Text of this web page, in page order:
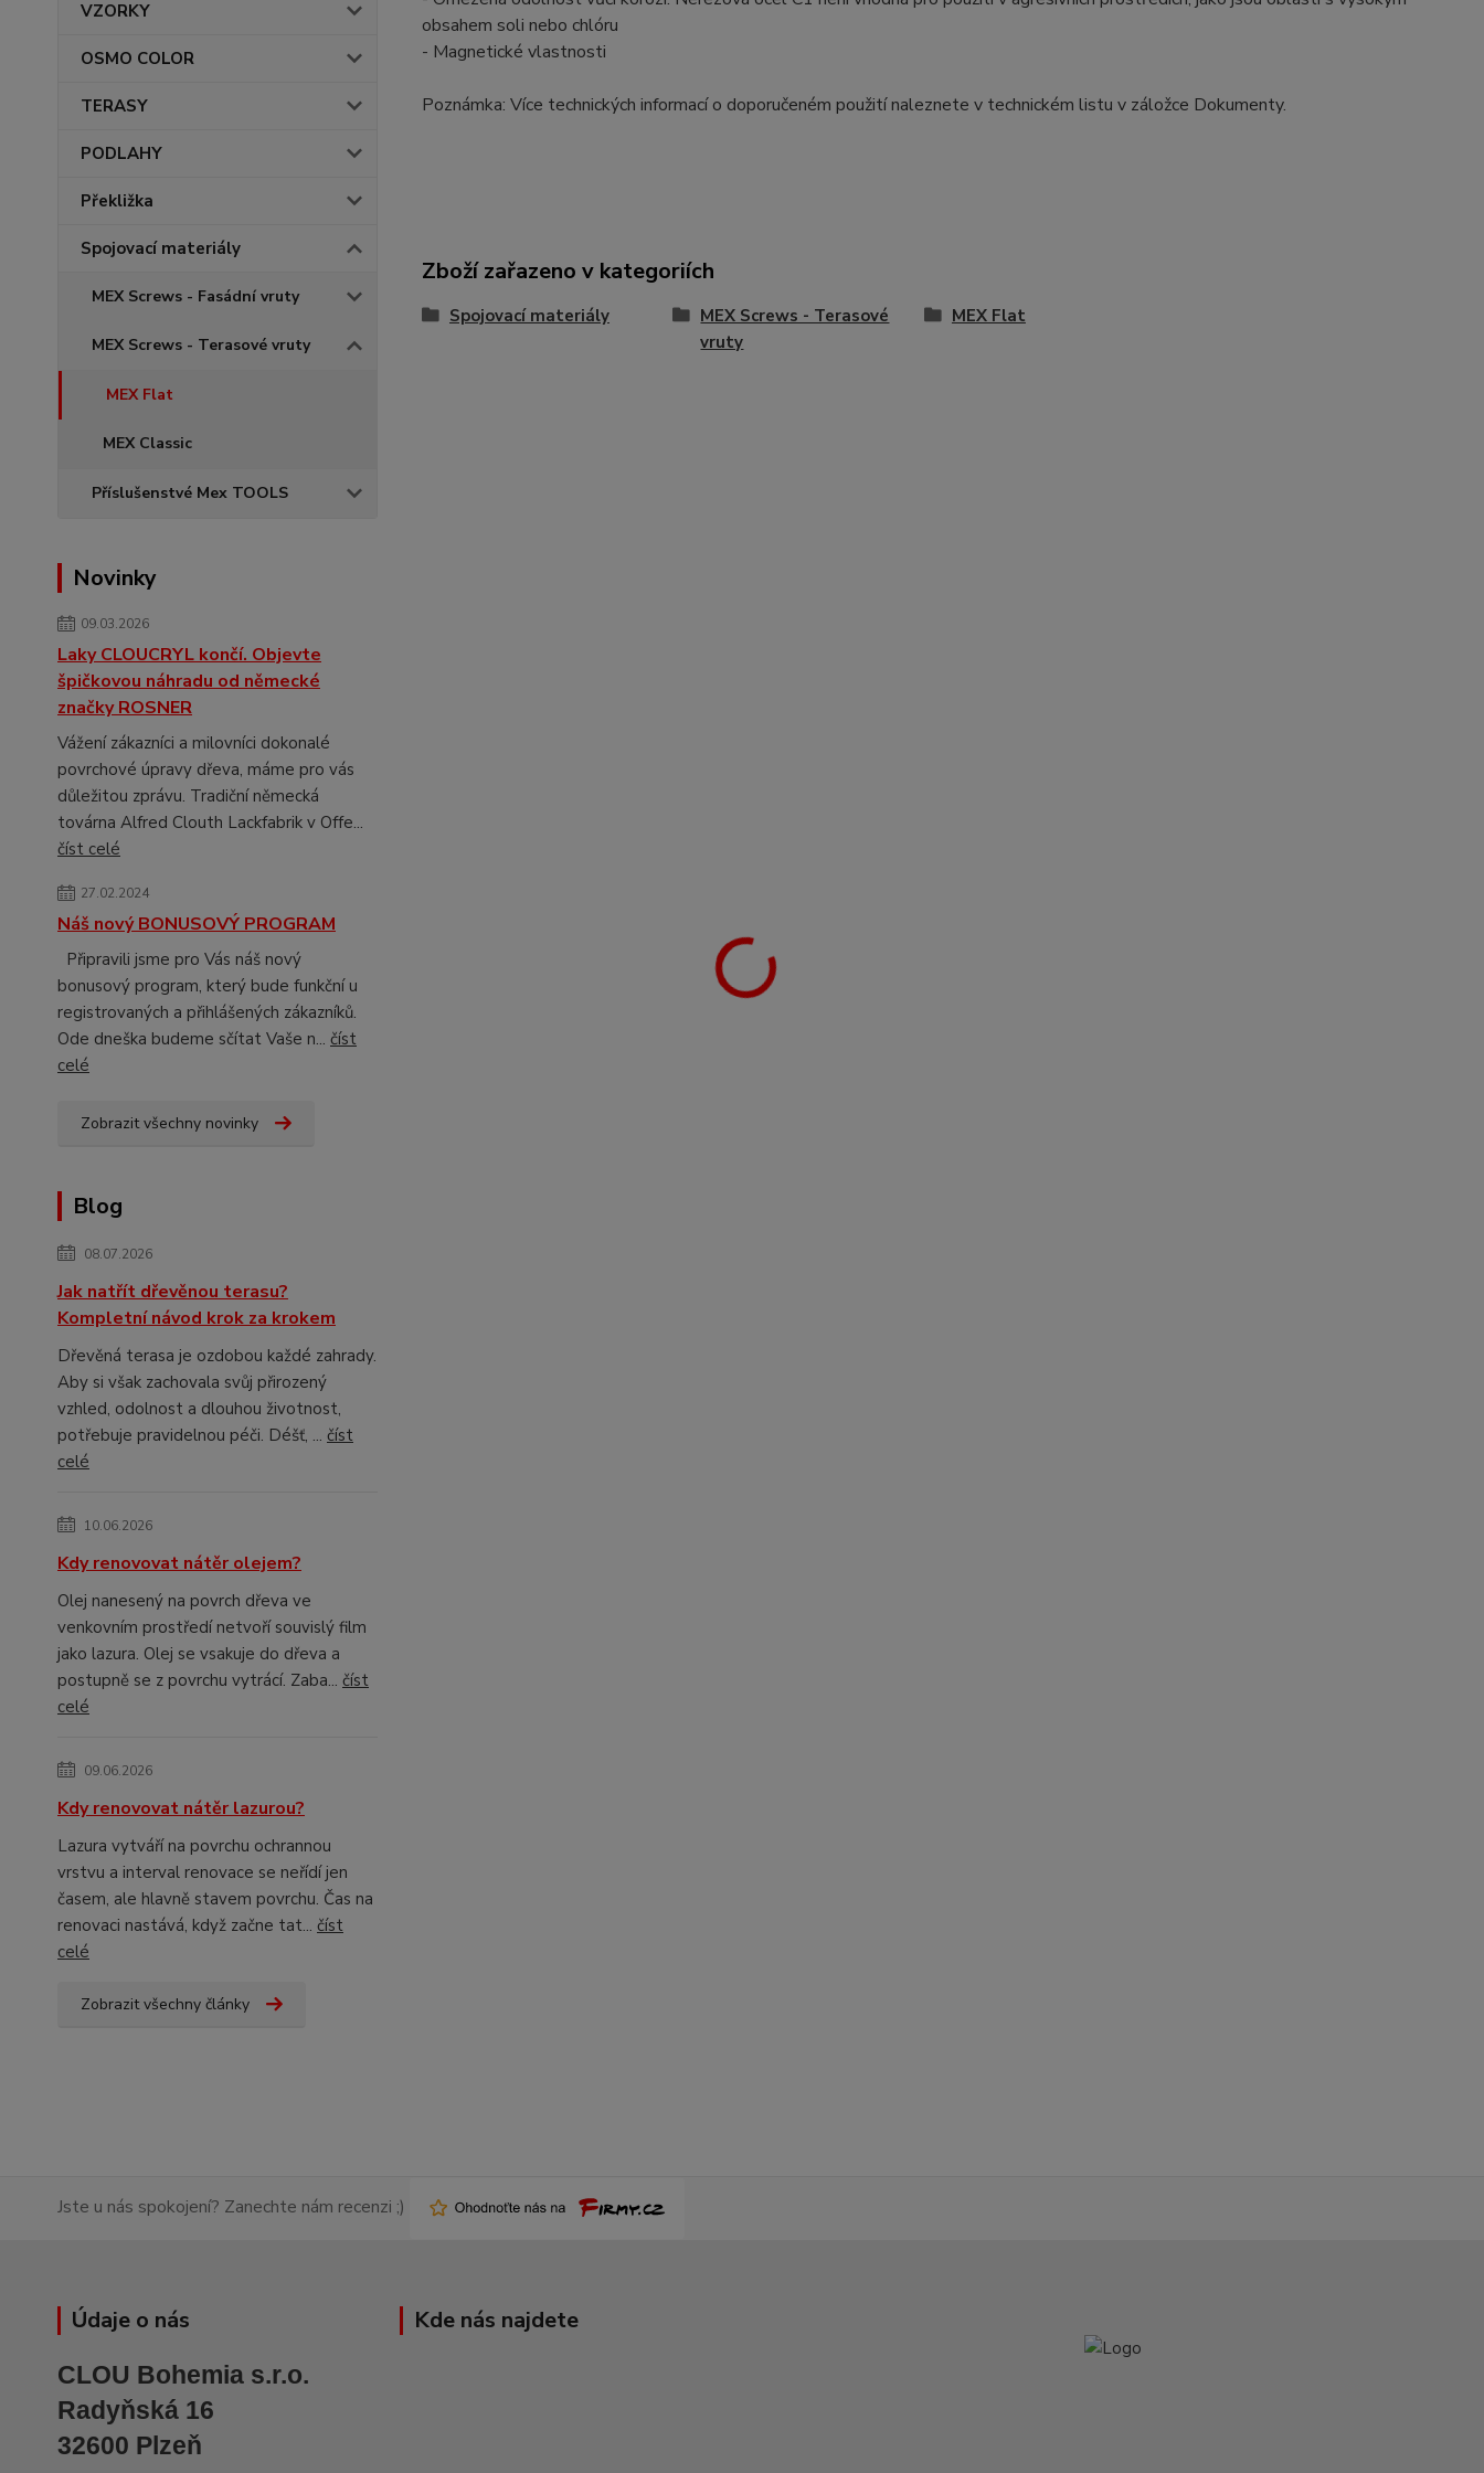
VZORKY
OSMO COLOR
TERASY
PODLAHY
Překližka
Spojovací materiály
MEX Screws - Fasádní vruty
MEX Screws - Terasové vruty
MEX Flat
MEX Classic
Příslušenstvé Mex TOOLS
Novinky
09.03.2026
Laky CLOUCRYL končí. Objevte
špičkovou náhradu od německé
značky ROSNER
Vážení zákazníci a milovníci dokonalé
povrchové úpravy dřeva, máme pro vás
důležitou zprávu. Tradiční německá
továrna Alfred Clouth Lackfabrik v Offe...
číst celé
27.02.2024
Náš nový BONUSOVÝ PROGRAM
Připravili jsme pro Vás náš nový
bonusový program, který bude funkční u
registrovaných a přihlášených zákazníků.
Ode dneška budeme sčítat Vaše n... číst
celé
Zobrazit všechny novinky
Blog
08.07.2026
Jak natřít dřevěnou terasu?
Kompletní návod krok za krokem
Dřevěná terasa je ozdobou každé zahrady.
Aby si však zachovala svůj přirozený
vzhled, odolnost a dlouhou životnost,
potřebuje pravidelnou péči. Déšť, ... číst
celé
10.06.2026
Kdy renovovat nátěr olejem?
Olej nanesený na povrch dřeva ve
venkovním prostředí netvoří souvislý film
jako lazura. Olej se vsakuje do dřeva a
postupně se z povrchu vytrácí. Zaba... číst
celé
09.06.2026
Kdy renovovat nátěr lazurou?
Lazura vytváří na povrchu ochrannou
vrstvu a interval renovace se neřídí jen
časem, ale hlavně stavem povrchu. Čas na
renovaci nastává, když začne tat... číst
celé
Zobrazit všechny články
obsahem soli nebo chlóru
- Magnetické vlastnosti
Poznámka: Více technických informací o doporučeném použití naleznete v technickém listu v záložce Dokumenty.
Zboží zařazeno v kategoriích
Spojovací materiály
MEX Screws - Terasové
vruty
MEX Flat
Jste u nás spokojení? Zanechte nám recenzi ;)
Údaje o nás
CLOU Bohemia s.r.o.
Radyňská 16
32600 Plzeň
Kde nás najdete